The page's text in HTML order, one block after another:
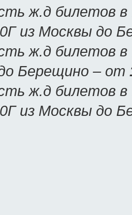
ж.д билетов
из Москвы до
ж.д билетов в
Берещино – от
ж.д билетов
из Москвы до